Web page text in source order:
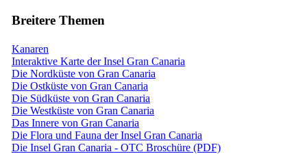
Breitere Themen
Kanaren
Interaktive Karte der Insel Gran Canaria
Die Nordküste von Gran Canaria
Die Ostküste von Gran Canaria
Die Südküste von Gran Canaria
Die Westküste von Gran Canaria
Das Innere von Gran Canaria
Die Flora und Fauna der Insel Gran Canaria
Die Insel Gran Canaria - OTC Broschüre (PDF)